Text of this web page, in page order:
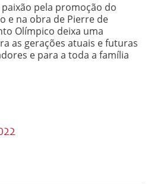
pela promoção do
e na obra de Pierre de
Olímpico deixa uma
as gerações atuais e futuras
e para a toda a família